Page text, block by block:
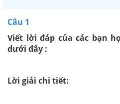
Câu 1
Viết lời đáp của các bạn
dưới đây :
Lời giải chi tiết: